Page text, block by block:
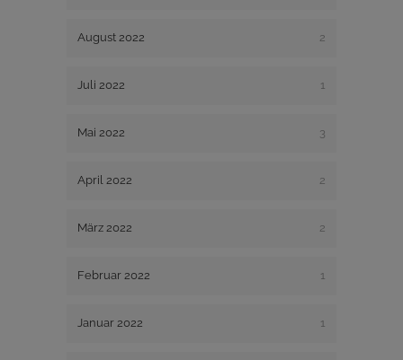
August 2022 2
Juli 2022 1
Mai 2022 3
April 2022 2
März 2022 2
Februar 2022 1
Januar 2022 1